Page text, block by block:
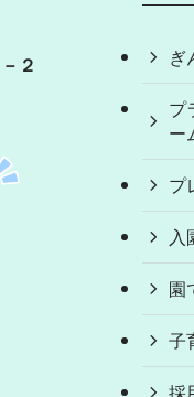
２
ぎ
プ
ー
プ
入
園
子
採